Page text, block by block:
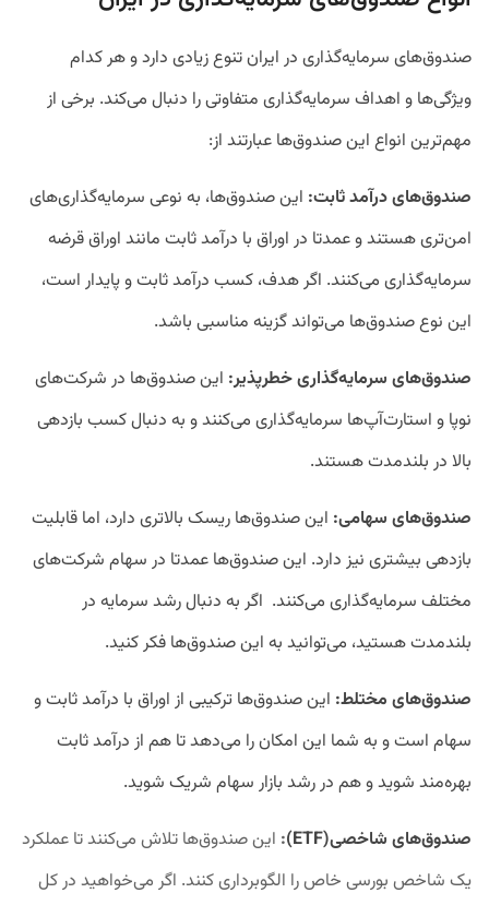
صندوق‌های سرمایه‌گذاری در ایران تنوع زیادی دارد و هر کدام
ویژگی‌ها و اهداف سرمایه‌گذاری متفاوتی را دنبال می‌کند. برخی از
مهم‌ترین انواع این صندوق‌ها عبارتند از:
صندوق‌های درآمد ثابت: این صندوق‌ها، به نوعی سرمایه‌گذاری‌های
امن‌تری هستند و عمدتا در اوراق با درآمد ثابت مانند اوراق قرضه
سرمایه‌گذاری می‌کنند. اگر هدف، کسب درآمد ثابت و پایدار است،
این نوع صندوق‌ها می‌تواند گزینه مناسبی باشد.
صندوق‌های سرمایه‌گذاری خطرپذیر: این صندوق‌ها در شرکت‌های
نوپا و استارت‌آپ‌ها سرمایه‌گذاری می‌کنند و به دنبال کسب بازدهی
بالا در بلندمدت هستند.
صندوق‌های سهامی: این صندوق‌ها ریسک بالاتری دارد، اما قابلیت
بازدهی بیشتری نیز دارد. این صندوق‌ها عمدتا در سهام شرکت‌های
مختلف سرمایه‌گذاری می‌کنند. اگر به دنبال رشد سرمایه در
بلندمدت هستید، می‌توانید به این صندوق‌ها فکر کنید.
صندوق‌های مختلط: این صندوق‌ها ترکیبی از اوراق با درآمد ثابت و
سهام است و به شما این امکان را می‌دهد تا هم از درآمد ثابت
بهره‌مند شوید و هم در رشد بازار سهام شریک شوید.
صندوق‌های شاخصی(ETF) : این صندوق‌ها تلاش می‌کنند تا عملکرد
یک شاخص بورسی خاص را الگوبرداری کنند. اگر می‌خواهید در کل